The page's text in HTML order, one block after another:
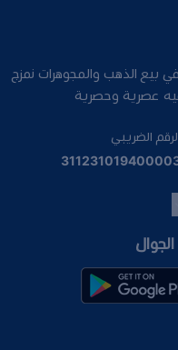
الذهب والمجوهرات نمزج
عصرية وحصرية
الضريبي